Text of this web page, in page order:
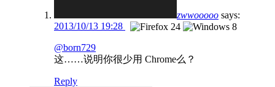
zwwooooo says:
2013/10/13 19:28
@born729
这……说明你很少用 Chrome么？
Reply